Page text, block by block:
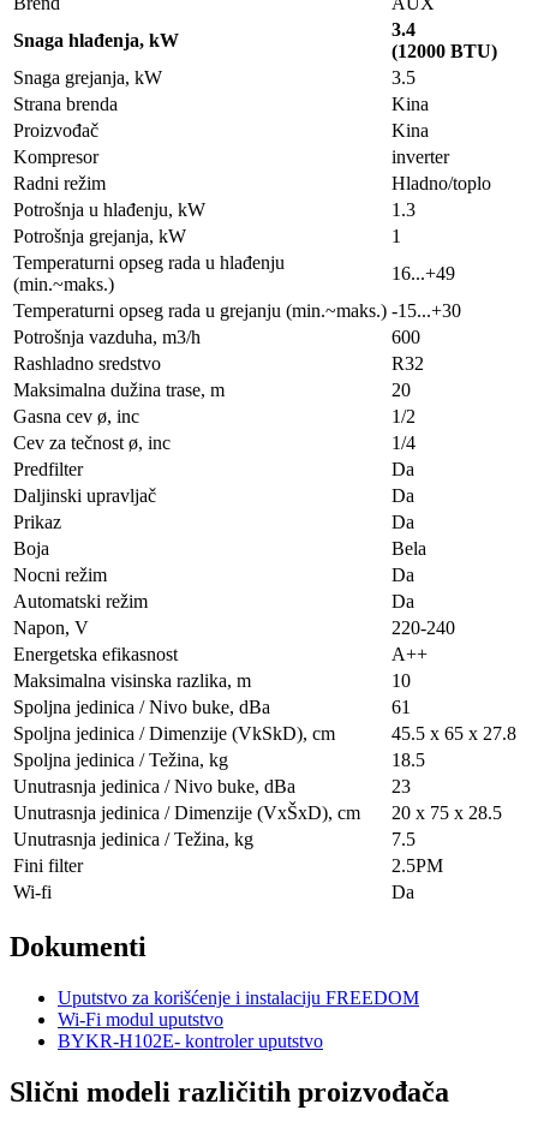
Snaga hlađenja, kW
3.4
(12000 BTU)
Snaga grejanja, kW
3.5
Strana brenda
Kina
Proizvođač
Kina
Kompresor
inverter
Radni režim
Hladno/toplo
Potrošnja u hlađenju, kW
1.3
Potrošnja grejanja, kW
1
Temperaturni opseg rada u hlađenju
(min.~maks.)
16...+49
Temperaturni opseg rada u grejanju (min.~maks.) -15...+30
Potrošnja vazduha, m3/h
600
Rashladno sredstvo
R32
Maksimalna dužina trase, m
20
Gasna cev ø, inc
1/2
Cev za tečnost ø, inc
1/4
Predfilter
Da
Daljinski upravljač
Da
Prikaz
Da
Boja
Bela
Nocni režim
Da
Automatski režim
Da
Napon, V
220-240
Energetska efikasnost
A++
Maksimalna visinska razlika, m
10
Spoljna jedinica / Nivo buke, dBa
61
Spoljna jedinica / Dimenzije (VkSkD), сm
45.5 x 65 x 27.8
Spoljna jedinica / Težina, kg
18.5
Unutrasnja jedinica / Nivo buke, dBa
23
Unutrasnja jedinica / Dimenzije (VxŠxD), сm
20 x 75 x 28.5
Unutrasnja jedinica / Težina, kg
7.5
Fini filter
2.5PM
Wi-fi
Da
Dokumenti
Uputstvo za korišćenje i instalaciju FREEDOM
Wi-Fi modul uputstvo
BYKR-H102E- kontroler uputstvo
Slični modeli različitih proizvođača